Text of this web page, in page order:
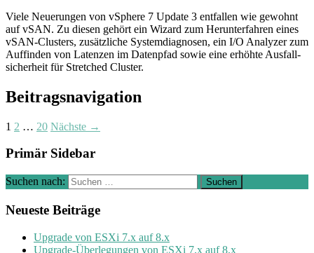
Viele Neuerungen von vSphere 7 Update 3 ent­fallen wie gewohnt
auf vSAN. Zu diesen gehört ein Wizard zum Herunter­fahren eines
vSAN-Clusters, zusätz­liche System­diagnosen, ein I/O Analyzer zum
Auf­finden von Laten­zen im Daten­pfad sowie eine erhöhte Ausfall­
sicherheit für Stretched Cluster.
Beitragsnavigation
1 2 … 20 Nächste →
Primär Sidebar
Suchen nach:
Neueste Beiträge
Upgrade von ESXi 7.x auf 8.x
Upgrade-Überlegungen von ESXi 7.x auf 8.x